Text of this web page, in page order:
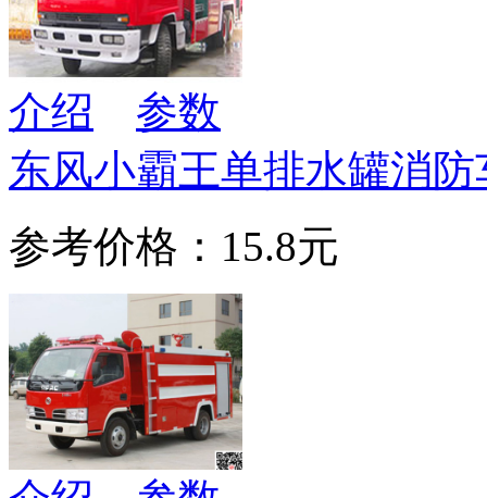
介绍
参数
东风小霸王单排水罐消防
参考价格：15.8元